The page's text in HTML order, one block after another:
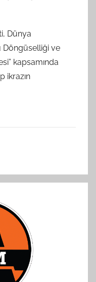
Dünya
Döngüselliği ve
kapsamında
ikrazın